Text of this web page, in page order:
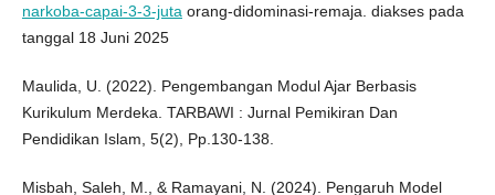
narkoba-capai-3-3-juta orang-didominasi-remaja. diakses pada
tanggal 18 Juni 2025
Maulida, U. (2022). Pengembangan Modul Ajar Berbasis
Kurikulum Merdeka. TARBAWI : Jurnal Pemikiran Dan
Pendidikan Islam, 5(2), Pp.130-138.
Misbah, Saleh, M., & Ramayani, N. (2024). Pengaruh Model